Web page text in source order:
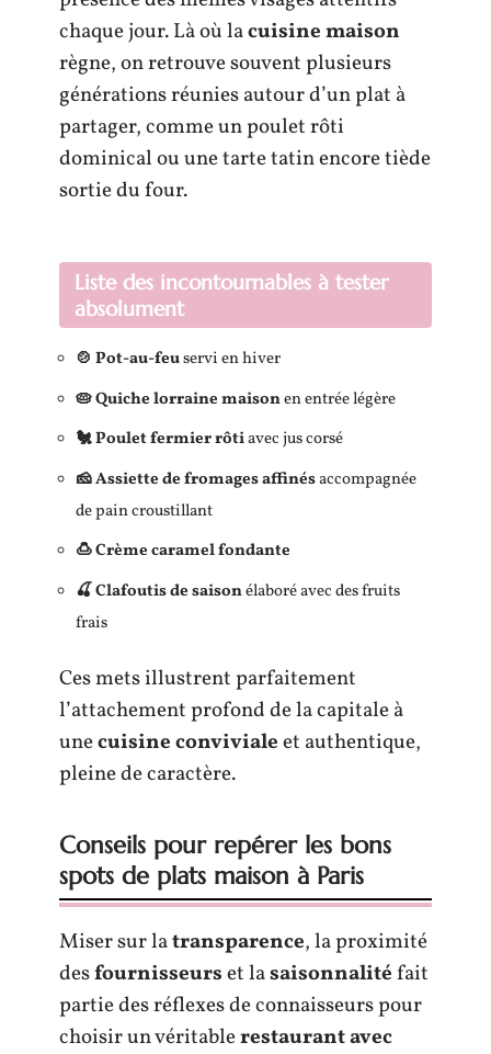
chaque jour. Là où lacuisine maison
règne, on retrouve souvent plusieurs
générations réunies autour d’un plat à
partager, comme un poulet rôti
dominical ou une tarte tatin encore tiède
sortie du four.
Liste des incontournables à tester
absolument
🍲 Pot-au-feuservi en hiver
🥧 Quiche lorraine maisonen entrée légère
🐔 Poulet fermier rôtiavec jus corsé
🧀 Assiette de fromages affinésaccompagnée
de pain croustillant
🍮 Crème caramel fondante
🍒 Clafoutis de saisonélaboré avec des fruits
frais
Ces mets illustrent parfaitement
l’attachement profond de la capitale à
unecuisine convivialeet authentique,
pleine de caractère.
Conseils pour repérer les bons
spots de plats maison à Paris
Miser sur latransparence, la proximité
desfournisseurset lasaisonnalitéfait
partie des réflexes de connaisseurs pour
choisir un véritablerestaurant avec